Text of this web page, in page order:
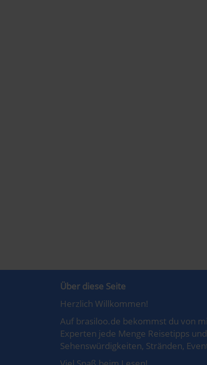
Über diese Seite
Herzlich Willkommen!
Auf brasiloo.de bekommst du von
Experten jede Menge Reisetipps
Sehenswürdigkeiten, Stränden,